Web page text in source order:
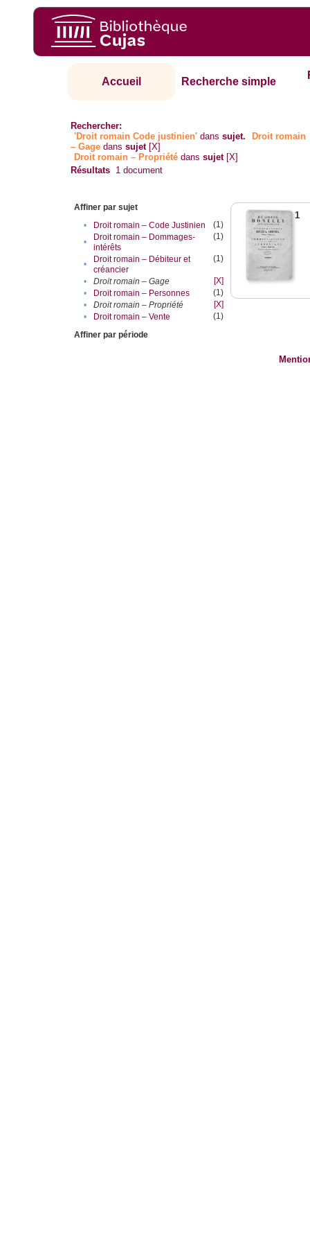
Accueil Recherche simple
Rechercher:
'Droit romain Code justinien' danssujet.
Droit romain
– Gage danssujet [X]
Droit romain – Propriété danssujet [X]
Résultats 1 document
Affiner par sujet
•
Droit romain – Code Justinien
(1)
•
Droit romain – Dommages-
intérêts
(1)
•
Droit romain – Débiteur et
créancier
(1)
• Droit romain – Gage
[X]
•
Droit romain – Personnes
(1)
•
Droit romain – Propriété
[X]
•
Droit romain – Vente
(1)
Affiner par période
1